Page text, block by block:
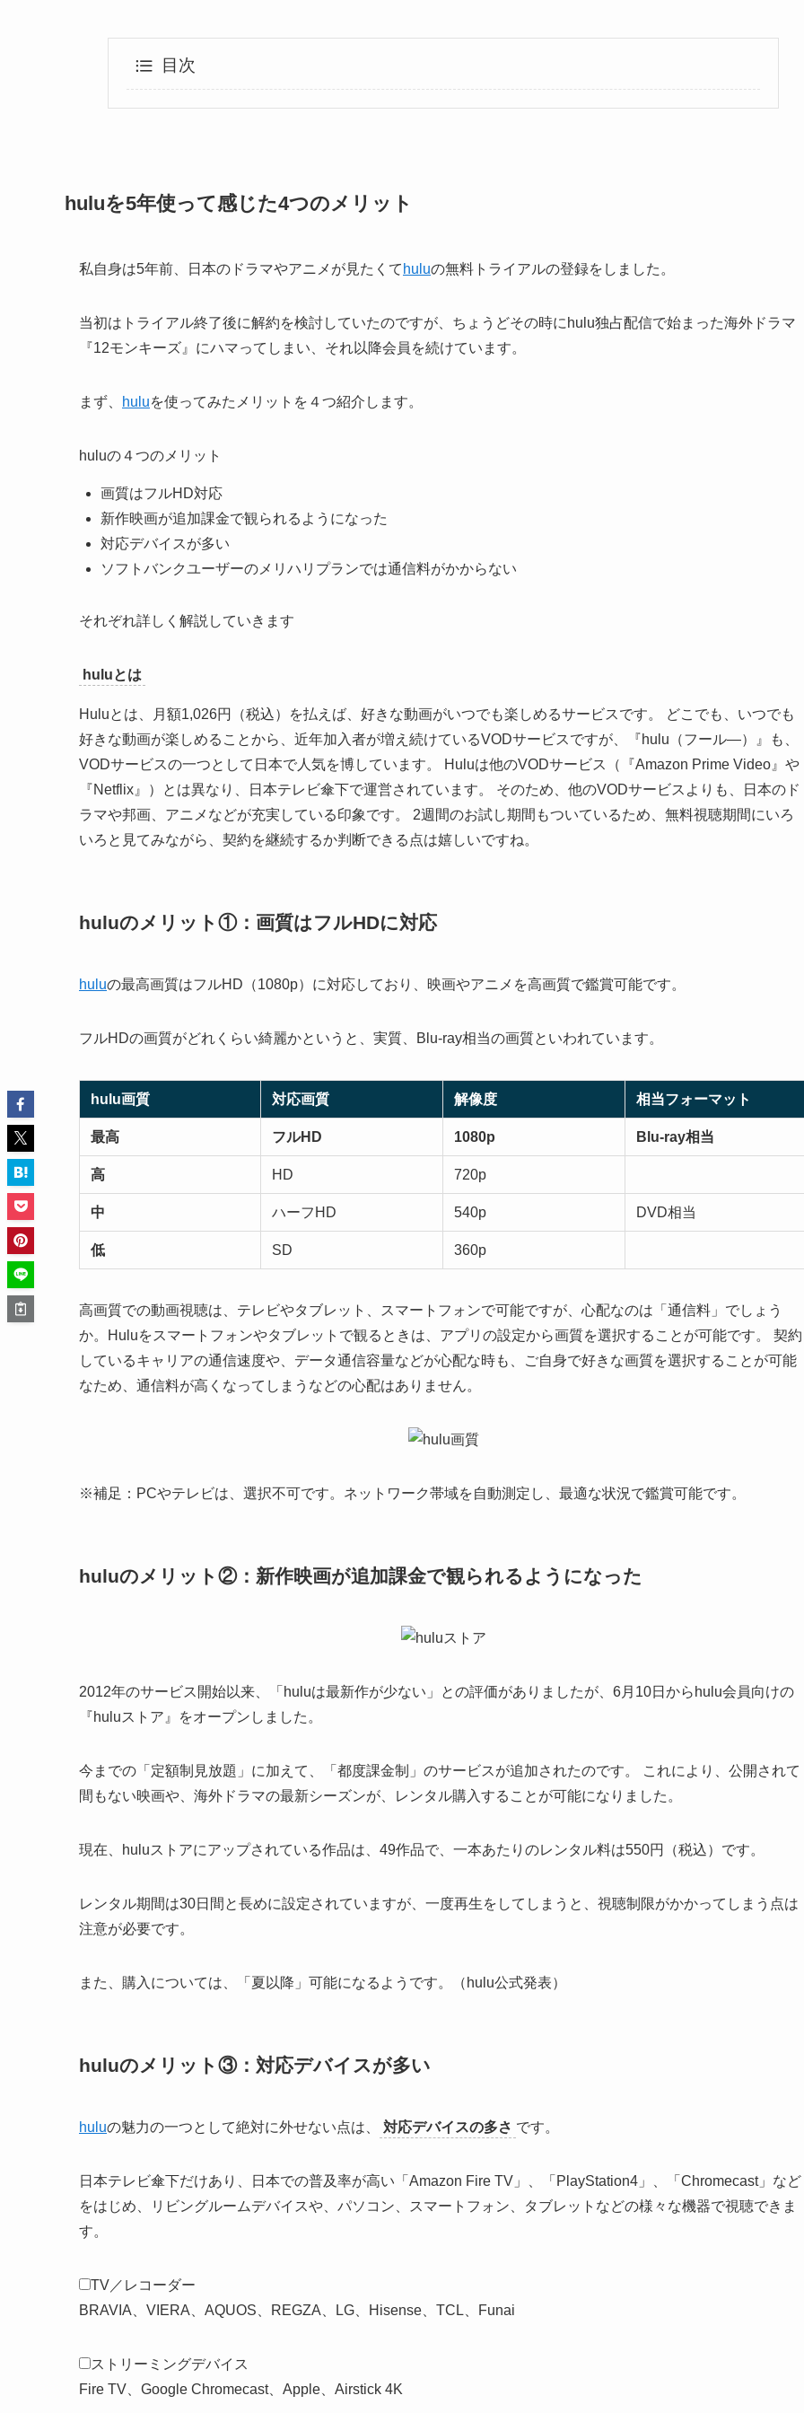
目次
huluを5年使って感じた4つのメリット
私自身は5年前、日本のドラマやアニメが見たくて huluの無料トライアルの登録をしました。
当初はトライアル終了後に解約を検討していたのですが、ちょうどその時にhulu独占配信で始まった海外ドラマ
『12モンキーズ』にハマってしまい、それ以降会員を続けています。
まず、 huluを使ってみたメリットを４つ紹介します。
huluの４つのメリット
画質はフルHD対応
新作映画が追加課金で観られるようになった
対応デバイスが多い
ソフトバンクユーザーのメリハリプランでは通信料がかからない
それぞれ詳しく解説していきます
huluとは
Huluとは、月額1,026円（税込）を払えば、好きな動画がいつでも楽しめるサービスです。 どこでも、いつでも
好きな動画が楽しめることから、近年加入者が増え続けているVODサービスですが、『hulu（フール―）』も、
VODサービスの一つとして日本で人気を博しています。 Huluは他のVODサービス（『Amazon Prime Video』や
『Netflix』）とは異なり、日本テレビ傘下で運営されています。 そのため、他のVODサービスよりも、日本のド
ラマや邦画、アニメなどが充実している印象です。 2週間のお試し期間もついているため、無料視聴期間にいろ
いろと見てみながら、契約を継続するか判断できる点は嬉しいですね。
huluのメリット①：画質はフルHDに対応
huluの最高画質はフルHD（1080p）に対応しており、映画やアニメを高画質で鑑賞可能です。
フルHDの画質がどれくらい綺麗かというと、実質、Blu-ray相当の画質といわれています。
hulu画質 対応画質 解像度 相当フォーマット
最高 フルHD 1080p Blu-ray相当
高 HD 720p
中 ハーフHD 540p DVD相当
低 SD 360p
高画質での動画視聴は、テレビやタブレット、スマートフォンで可能ですが、心配なのは「通信料」でしょう
か。Huluをスマートフォンやタブレットで観るときは、アプリの設定から画質を選択することが可能です。 契約
しているキャリアの通信速度や、データ通信容量などが心配な時も、ご自身で好きな画質を選択することが可能
なため、通信料が高くなってしまうなどの心配はありません。
※補足：PCやテレビは、選択不可です。ネットワーク帯域を自動測定し、最適な状況で鑑賞可能です。
huluのメリット②：新作映画が追加課金で観られるようになった
2012年のサービス開始以来、「huluは最新作が少ない」との評価がありましたが、6月10日からhulu会員向けの
『huluストア』をオープンしました。
今までの「定額制見放題」に加えて、「都度課金制」のサービスが追加されたのです。 これにより、公開されて
間もない映画や、海外ドラマの最新シーズンが、レンタル購入することが可能になりました。
現在、huluストアにアップされている作品は、49作品で、一本あたりのレンタル料は550円（税込）です。
レンタル期間は30日間と長めに設定されていますが、一度再生をしてしまうと、視聴制限がかかってしまう点は
注意が必要です。
また、購入については、「夏以降」可能になるようです。（hulu公式発表）
huluのメリット③：対応デバイスが多い
huluの魅力の一つとして絶対に外せない点は、 対応デバイスの多さ です。
日本テレビ傘下だけあり、日本での普及率が高い「Amazon Fire TV」、「PlayStation4」、「Chromecast」など
をはじめ、リビングルームデバイスや、パソコン、スマートフォン、タブレットなどの様々な機器で視聴できま
す。
TV／レコーダー
BRAVIA、VIERA、AQUOS、REGZA、LG、Hisense、TCL、Funai
ストリーミングデバイス
Fire TV、Google Chromecast、Apple、Airstick 4K